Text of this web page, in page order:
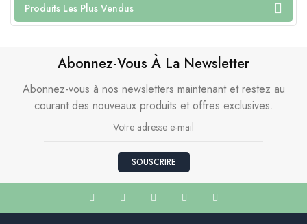
Produits Les Plus Vendus
Abonnez-Vous À La Newsletter
Abonnez-vous à nos newsletters maintenant et restez au
courant des nouveaux produits et offres exclusives.
SOUSCRIRE